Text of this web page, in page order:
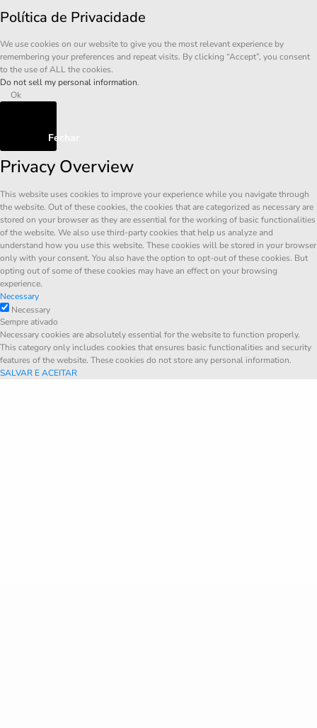
Política de Privacidade
We use cookies on our website to give you the most relevant experience by
remembering your preferences and repeat visits. By clicking “Accept”, you consent
to the use of ALL the cookies.
Do not sell my personal information.
Ok
Fechar
Privacy Overview
This website uses cookies to improve your experience while you navigate through
the website. Out of these cookies, the cookies that are categorized as necessary are
stored on your browser as they are essential for the working of basic functionalities
of the website. We also use third-party cookies that help us analyze and
understand how you use this website. These cookies will be stored in your browser
only with your consent. You also have the option to opt-out of these cookies. But
opting out of some of these cookies may have an effect on your browsing
experience.
Necessary
Necessary
Sempre ativado
Necessary cookies are absolutely essential for the website to function properly.
This category only includes cookies that ensures basic functionalities and security
features of the website. These cookies do not store any personal information.
SALVAR E ACEITAR